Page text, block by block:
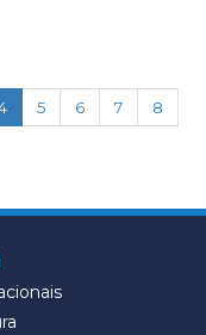
(current)
5 6 7
8